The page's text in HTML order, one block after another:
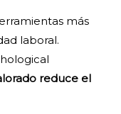
más
laboral.
reduce el